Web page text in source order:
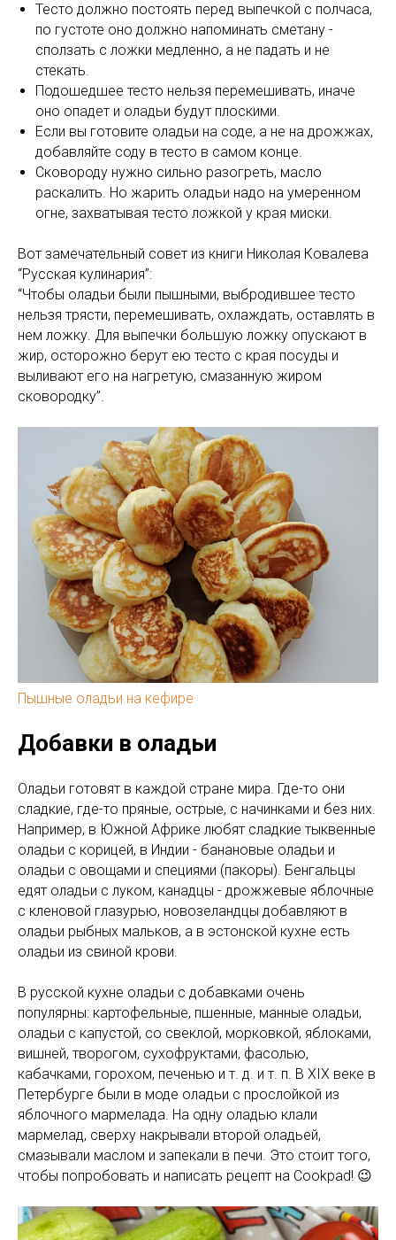
Тесто должно постоять перед выпечкой с полчаса,
по густоте оно должно напоминать сметану -
сползать с ложки медленно, а не падать и не
стекать.
Подошедшее тесто нельзя перемешивать, иначе
оно опадет и оладьи будут плоскими.
Если вы готовите оладьи на соде, а не на дрожжах,
добавляйте соду в тесто в самом конце.
Сковороду нужно сильно разогреть, масло
раскалить. Но жарить оладьи надо на умеренном
огне, захватывая тесто ложкой у края миски.
Вот замечательный совет из книги Николая Ковалева
“Русская кулинария”:
“Чтобы оладьи были пышными, выбродившее тесто
нельзя трясти, перемешивать, охлаждать, оставлять в
нем ложку. Для выпечки большую ложку опускают в
жир, осторожно берут ею тесто с края посуды и
выливают его на нагретую, смазанную жиром
сковородку”.
Пышные оладьи на кефире
Добавки в оладьи
Оладьи готовят в каждой стране мира. Где-то они
сладкие, где-то пряные, острые, с начинками и без них.
Например, в Южной Африке любят сладкие тыквенные
оладьи с корицей, в Индии - банановые оладьи и
оладьи с овощами и специями (пакоры). Бенгальцы
едят оладьи с луком, канадцы - дрожжевые яблочные
с кленовой глазурью, новозеландцы добавляют в
оладьи рыбных мальков, а в эстонской кухне есть
оладьи из свиной крови.
В русской кухне оладьи с добавками очень
популярны: картофельные, пшенные, манные оладьи,
оладьи с капустой, со свеклой, морковкой, яблоками,
вишней, творогом, сухофруктами, фасолью,
кабачками, горохом, печенью и т. д. и т. п. В XIX веке в
Петербурге были в моде оладьи с прослойкой из
яблочного мармелада. На одну оладью клали
мармелад, сверху накрывали второй оладьей,
смазывали маслом и запекали в печи. Это стоит того,
чтобы попробовать и написать рецепт на Cookpad! 😉